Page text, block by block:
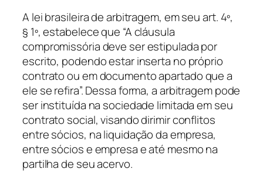
A lei brasileira de arbitragem, em seu art. 4º,
§ 1º, estabelece que “A cláusula
compromissória deve ser estipulada por
escrito, podendo estar inserta no próprio
contrato ou em documento apartado que a
ele se refira”. Dessa forma, a arbitragem pode
ser instituída na sociedade limitada em seu
contrato social, visando dirimir conflitos
entre sócios, na liquidação da empresa,
entre sócios e empresa e até mesmo na
partilha de seu acervo.